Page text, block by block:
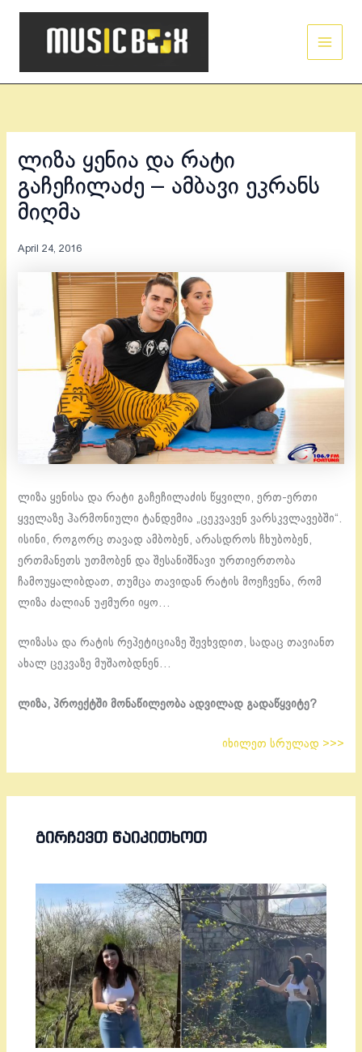
Skip
ლიზა ყენია და რატი
გაჩეჩილაძე – ამბავი ეკრანს
მიღმა
April 24, 2016
ლიზა ყენისა და რატი გაჩეჩილაძის წყვილი, ერთ-ერთი
ყველაზე ჰარმონიული ტანდემია „ცეკვავენ ვარსკვლავებში“.
ისინი, როგორც თავად ამბობენ, არასდროს ჩხუბობენ,
ერთმანეთს უთმობენ და შესანიშნავი ურთიერთობა
ჩამოუყალიბდათ, თუმცა თავიდან რატის მოეჩვენა, რომ
ლიზა ძალიან უჟმური იყო…
ლიზასა და რატის რეპეტიციაზე შევხვდით, სადაც თავიანთ
ახალ ცეკვაზე მუშაობდნენ…
ლიზა, პროექტში მონაწილეობა ადვილად გადაწყვიტე?
იხილეთ სრულად >>>
ᲒᲘᲠᲩᲔᲕᲗ ᲬᲐᲘᲙᲘᲗᲮᲝᲗ